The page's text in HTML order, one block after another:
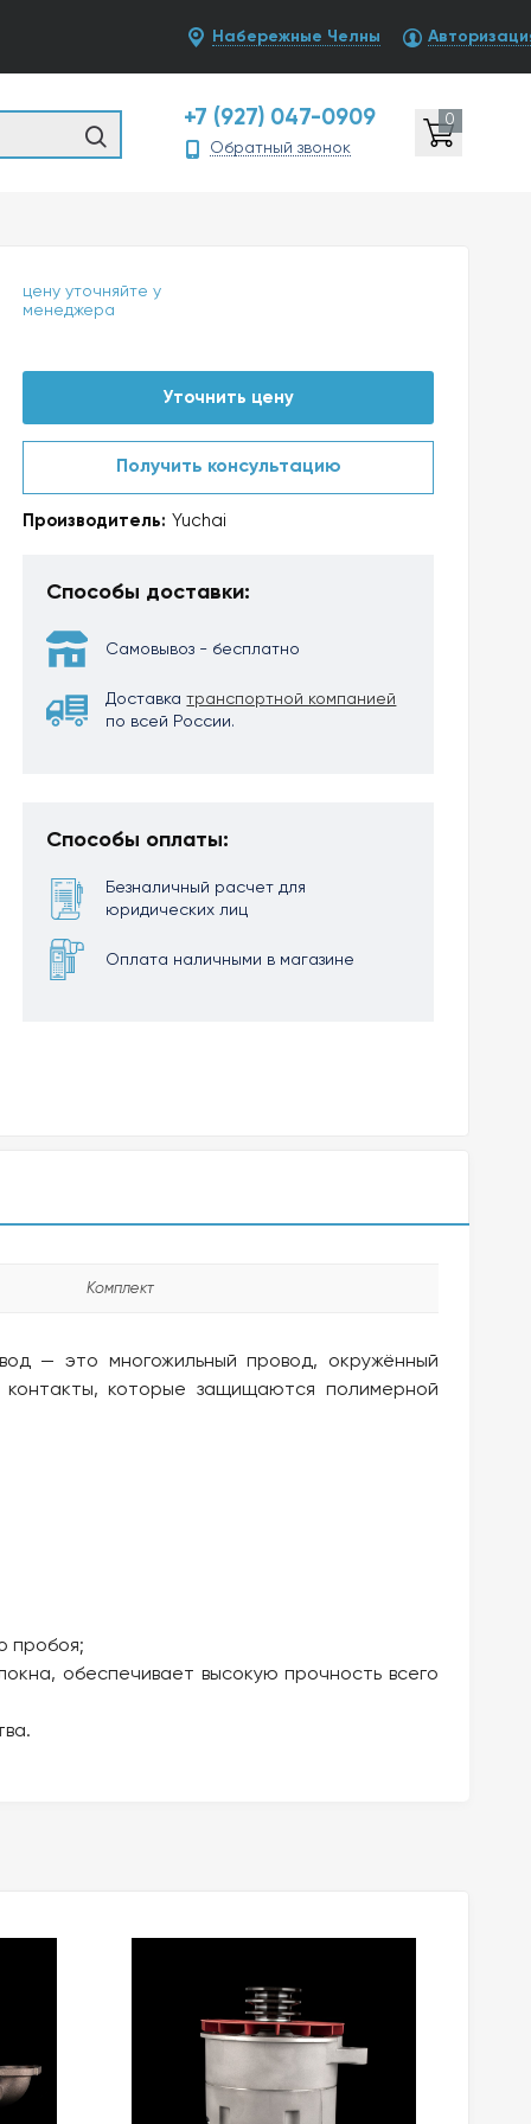
Набережные Челны
+7 (927) 047-0909
Обратный звонок
0
цену уточняйте у
менеджера
Уточнить цену
Получить консультацию
Производитель: Yuchai
Способы доставки:
Самовывоз - бесплатно
Доставкатранспортной компанией
по всей России.
Способы оплаты:
Безналичный расчет для
юридических лиц
Оплата наличными в магазине
Комплект
— это многожильный провод, окружённый
которые защищаются полимерной
пробоя;
обеспечивает высокую прочность всего